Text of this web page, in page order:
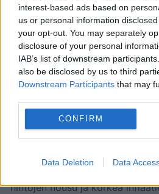
interest-based ads based on
us or personal information
your opt-out. You may separately
disclosure of your personal
IAB’s list of downstream
also be disclosed by us to third
Downstream Participants that may
CONFIRM
Data Deletion Data
kampanjoita ja alennuksia,
hämmästyttäviä tapoja
tuotteissa.
Yritys tarjoaa laajan
ja verkkokaupassaan.
valikoimasta vaatteita ja
ajan tuotteita, leluja ja
kotitalous- ja lahjatavaroita,
sisustustuotteita,
tarkoitettuja tuotteita ja paljon
Carlsonläheltäsi ja
hintojen nousu ja korkea